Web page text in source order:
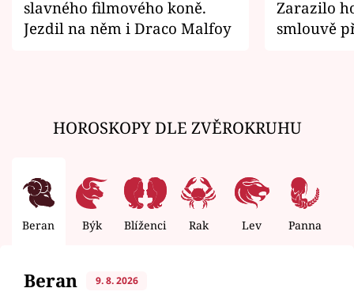
slavného filmového koně.
Jezdil na něm i Draco Malfoy
Zarazilo
smlouvě
HOROSKOPY DLE ZVĚROKRUHU
Beran Býk Blíženci Rak Lev Panna
Beran 9. 8. 2026